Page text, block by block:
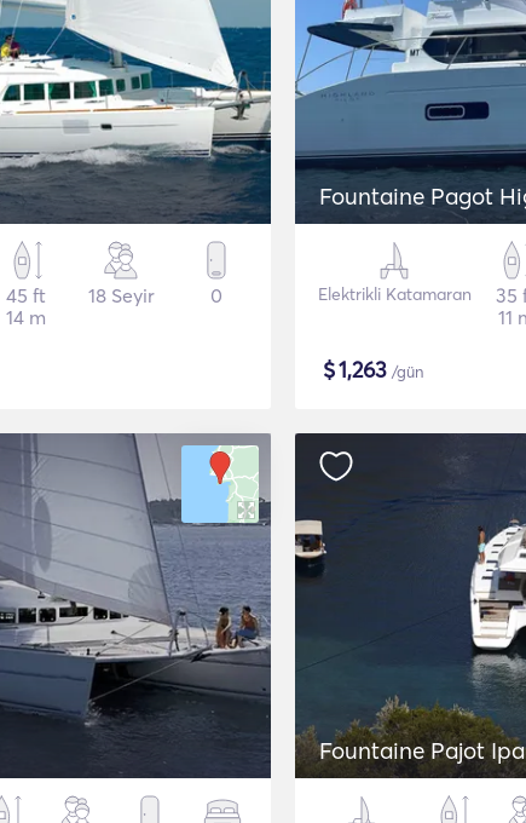
45 ft
14 m
18 Seyir 0
Fountaine Pagot
Elektrikli Katamaran
35
11
$1,263 /gün
Fountaine Pajot